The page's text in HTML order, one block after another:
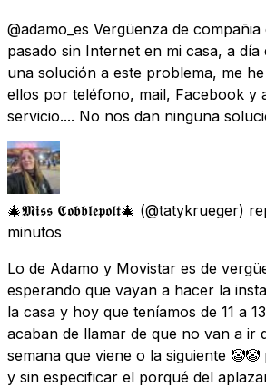
@adamo_es Vergüenza de
pasado sin Internet en mi casa, a
una solución a este problema, me
ellos por teléfono, mail, Facebook y
servicio.... No nos dan ninguna
🎄𝕸𝖎𝖘𝖘 𝕮𝖔𝖇𝖇𝖑𝖊𝖕𝖔𝖑𝖙🎄 (@tatykrueger)
minutos
Lo de Adamo y Movistar es de
esperando que vayan a hacer la
la casa y hoy que teníamos de 11 a
acaban de llamar de que no van a ir
semana que viene o la siguiente
y sin especificar el porqué del